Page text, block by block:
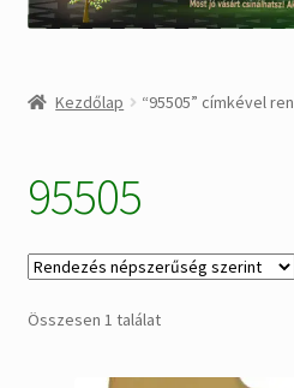
Kezdőlap
Alkatrészek
Kezdőlap “95505” címkével
95505
Összesen 1 találat